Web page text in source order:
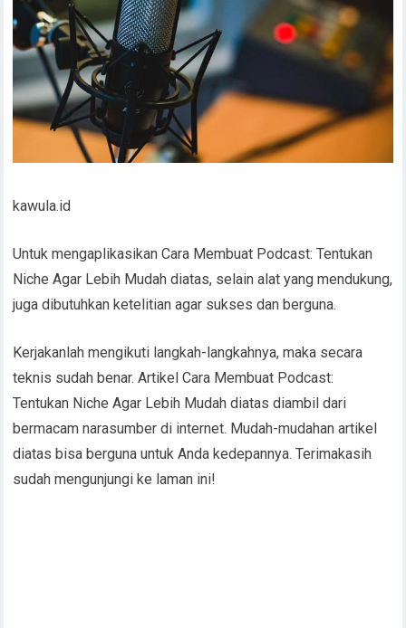
kawula.id
Untuk mengaplikasikan Cara Membuat Podcast: Tentukan
Niche Agar Lebih Mudah diatas, selain alat yang mendukung,
juga dibutuhkan ketelitian agar sukses dan berguna.
Kerjakanlah mengikuti langkah-langkahnya, maka secara
teknis sudah benar. Artikel Cara Membuat Podcast:
Tentukan Niche Agar Lebih Mudah diatas diambil dari
bermacam narasumber di internet. Mudah-mudahan artikel
diatas bisa berguna untuk Anda kedepannya. Terimakasih
sudah mengunjungi ke laman ini!